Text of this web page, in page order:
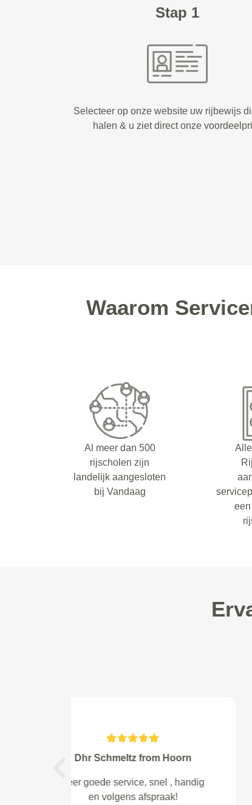
Stap 1
Selecteer op onze website uw rijbewijs
halen & u ziet direct onze
Waarom
Al meer dan 500
rijscholen zijn
landelijk aangesloten
bij Vandaag
Woltman from Abcoude
Vriendelijke meedenkende
mensen.